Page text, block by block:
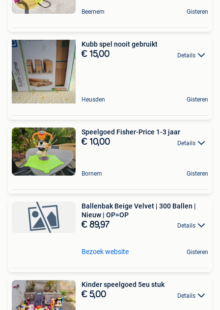
Beernem Gisteren
Kubb spel nooit gebruikt
€ 15,00 Details
Heusden Gisteren
Speelgoed Fisher-Price 1-3 jaar
€ 10,00 Details
Bornem Gisteren
Ballenbak Beige Velvet | 300 Ballen |
Nieuw | OP=OP
€ 89,97 Details
Bezoek website Gisteren
Kinder speelgoed 5eu stuk
€ 5,00 Details